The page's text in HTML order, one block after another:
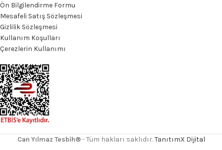
Ön Bilgilendirme Formu
Mesafeli Satış Sözleşmesi
Gizlilik Sözleşmesi
Kullanım Koşulları
Çerezlerin Kullanımı
Can Yılmaz Tesbih®- Tüm hakları saklıdır.TanıtımX Dijital